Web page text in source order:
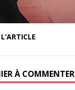
À COMMENTER